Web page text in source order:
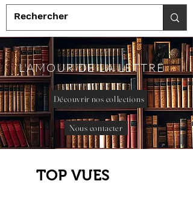
L'AMOUR DE LA LETTRE
Découvrir nos collections
Nous contacter
TOP VUES